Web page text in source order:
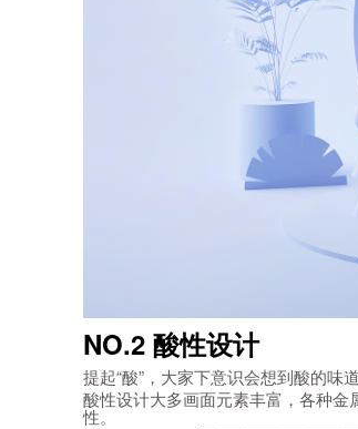
NO.2 酸性设计
提起“酸”，大家下意识会想到酸的味
酸性设计大多画面元素丰富，各种
性。